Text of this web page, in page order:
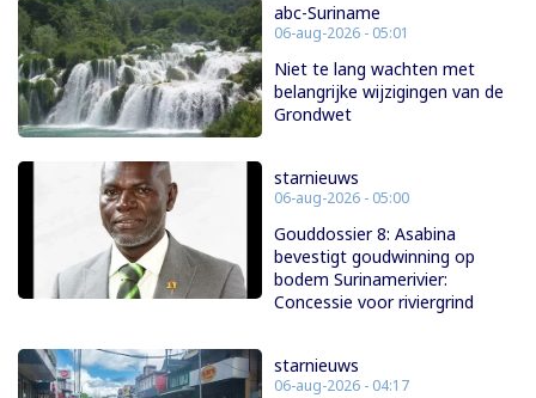
abc-Suriname
06-aug-2026 - 05:01
Niet te lang wachten met
belangrijke wijzigingen van de
Grondwet
starnieuws
06-aug-2026 - 05:00
Gouddossier 8: Asabina
bevestigt goudwinning op
bodem Surinamerivier:
Concessie voor riviergrind
starnieuws
06-aug-2026 - 04:17